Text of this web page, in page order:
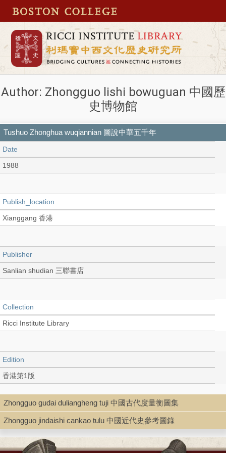
Author: Zhongguo lishi bowuguan 中國歷
史博物館
Tushuo Zhonghua wuqiannian 圖說中華五千年
Date
1988
Publish_location
Xianggang 香港
Publisher
Sanlian shudian 三聯書店
Collection
Ricci Institute Library
Edition
香港第1版
Language
Chinese 中文[繁體]
Zhongguo gudai duliangheng tuji 中國古代度量衡圖集
Zhongguo jindaishi cankao tulu 中國近代史參考圖錄